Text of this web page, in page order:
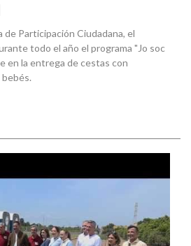
de Participación Ciudadana, el
todo el año el programa "Jo soc
en la entrega de cestas con